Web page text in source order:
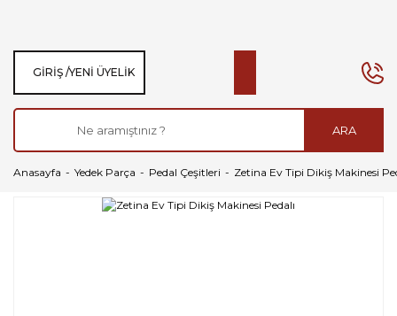
ARA
GIRIŞ /YENI ÜYELIK
Anasayfa Yedek Parça Pedal Çeşitleri Zetina Ev Tipi Dikiş Makinesi